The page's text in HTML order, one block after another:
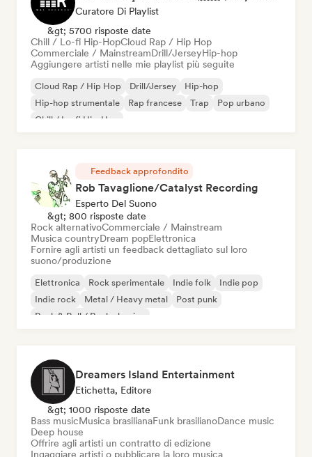
Curatore Di Playlist
&gt; 5700 risposte date
Chill / Lo-fi Hip-HopCloud Rap / Hip Hop
Commerciale / MainstreamDrill/JerseyHip-hop
Aggiungere artisti nelle mie playlist più seguite
Cloud Rap / Hip Hop Drill/Jersey
Hip-hop
Hip-hop strumentale
Rap francese Trap
Pop urbano
Chill / Lo-fi Hip-Hop
Feedback approfondito
Rob Tavaglione/Catalyst Recording
Esperto Del Suono
&gt; 800 risposte date
Rock alternativoCommerciale / Mainstream
Musica countryDream popElettronica
Fornire agli artisti un feedback dettagliato sul loro
suono/produzione
Elettronica Rock sperimentale Indie folk
Indie pop
Indie rock
Metal / Heavy metal
Post punk
Rock & Roll / Rock classico
Dreamers Island Entertainment
Etichetta, Editore
&gt; 1000 risposte date
Bass musicMusica brasilianaFunk brasilianoDance music
Deep house
Offrire agli artisti un contratto di edizione
Ingaggiare artisti o pubblicare la loro musica